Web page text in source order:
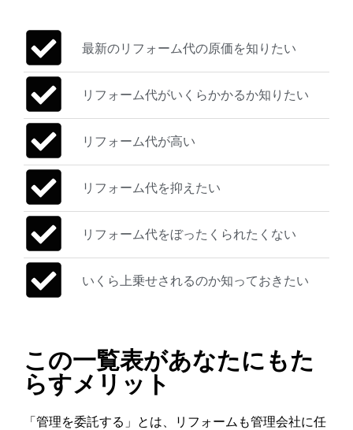
最新のリフォーム代の原価を知りたい
リフォーム代がいくらかかるか知りたい
リフォーム代が高い
リフォーム代を抑えたい
リフォーム代をぼったくられたくない
いくら上乗せされるのか知っておきたい
この一覧表があなたにもた
らすメリット
「管理を委託する」とは、リフォームも管理会社に任